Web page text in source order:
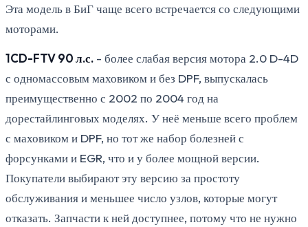
Эта модель в БиГ чаще всего встречается со следующими
моторами.
1CD-FTV 90 л.с. - более слабая версия мотора 2.0 D-4D
с одномассовым маховиком и без DPF, выпускалась
преимущественно с 2002 по 2004 год на
дорестайлинговых моделях. У неё меньше всего проблем
с маховиком и DPF, но тот же набор болезней с
форсунками и EGR, что и у более мощной версии.
Покупатели выбирают эту версию за простоту
обслуживания и меньшее число узлов, которые могут
отказать. Запчасти к ней доступнее, потому что не нужно